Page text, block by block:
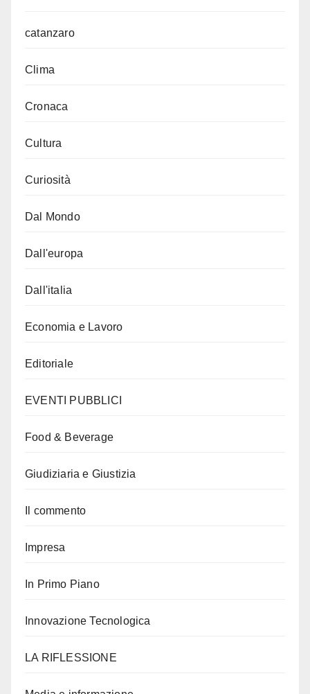
catanzaro
Clima
Cronaca
Cultura
Curiosità
Dal Mondo
Dall'europa
Dall'italia
Economia e Lavoro
Editoriale
EVENTI PUBBLICI
Food & Beverage
Giudiziaria e Giustizia
Il commento
Impresa
In Primo Piano
Innovazione Tecnologica
LA RIFLESSIONE